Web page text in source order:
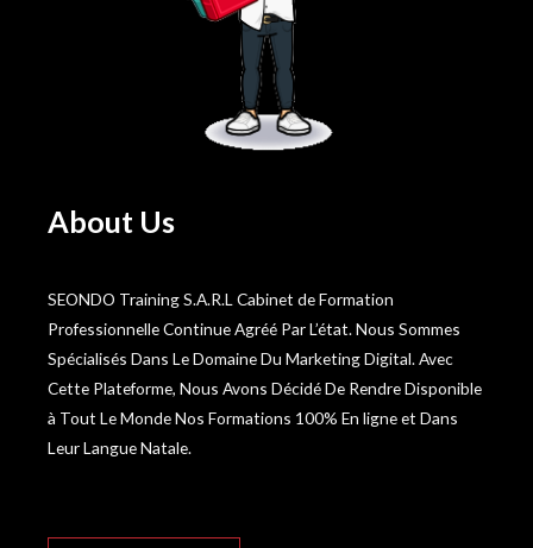
About Us
SEONDO Training S.A.R.L Cabinet de Formation
Professionnelle Continue Agréé Par L’état. Nous Sommes
Spécialisés Dans Le Domaine Du Marketing Digital. Avec
Cette Plateforme, Nous Avons Décidé De Rendre Disponible
à Tout Le Monde Nos Formations 100% En ligne et Dans
Leur Langue Natale.